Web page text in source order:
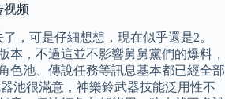
视频
，可是仔細想想，現在似乎還是2。
本，不過這並不影響舅舅黨們的爆料，
色池、傳說任務等訊息基本都已經全部
池很滿意，神樂鈴武器技能泛用性不